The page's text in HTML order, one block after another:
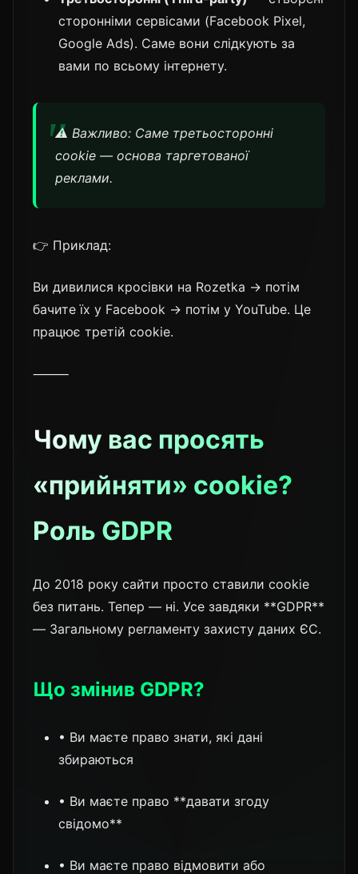
сторонніми сервісами (Facebook Pixel,
Google Ads). Саме вони слідкують за
вами по всьому інтернету.
⚠️ Важливо: Саме третьосторонні
cookie — основа таргетованої
реклами.
👉 Приклад:
Ви дивилися кросівки на Rozetka → потім
бачите їх у Facebook → потім у YouTube. Це
працює третій cookie.
⸻
Чому вас просять
«прийняти» cookie?
Роль GDPR
До 2018 року сайти просто ставили cookie
без питань. Тепер — ні. Усе завдяки **GDPR**
— Загальному регламенту захисту даних ЄС.
Що змінив GDPR?
• Ви маєте право знати, які дані
збираються
• Ви маєте право **давати згоду
свідомо**
• Ви маєте право відмовити або